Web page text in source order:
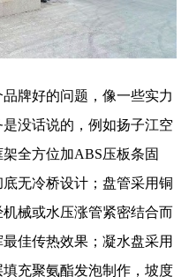
牌好的问题，像一些实力
没话说的，例如扬子江空
全方位加ABS压板条固
无冷桥设计；盘管采用铜
械或水压涨管紧密结合而
佳传热效果；凝水盘采用
充聚氨酯发泡制作，坡度